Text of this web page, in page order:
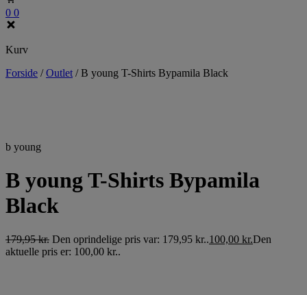
0 0
Kurv
Forside /Outlet /B young T-Shirts Bypamila Black
b young
B young T-Shirts Bypamila
Black
179,95kr. Den oprindelige pris var: 179,95 kr..100,00 kr.Den
aktuelle pris er: 100,00 kr..